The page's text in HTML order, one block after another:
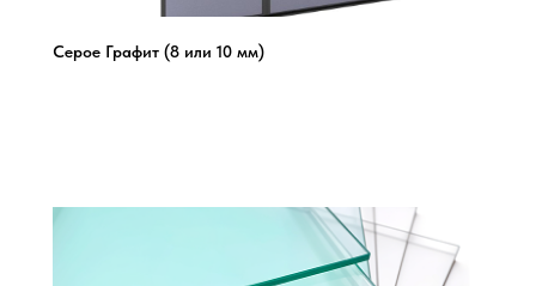
Серое Графит (8 или 10 мм)